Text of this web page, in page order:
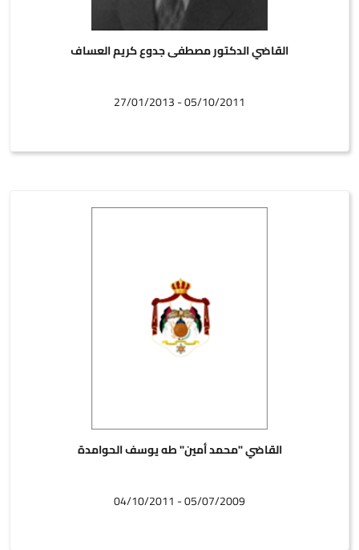
القاضي الدكتور مصطفى جدوع كريم العساف
05/10/2011 - 27/01/2013
القاضي "محمد أمين" طه يوسف الحوامدة
05/07/2009 - 04/10/2011